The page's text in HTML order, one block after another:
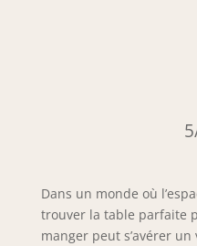
Dans un monde où
trouver la table parfaite
manger peut s’avérer